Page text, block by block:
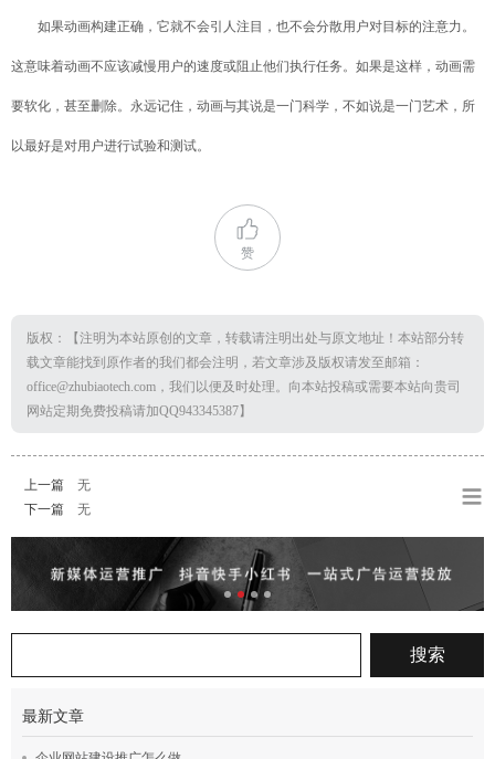
如果动画构建正确，它就不会引人注目，也不会分散用户对目标的注意力。
这意味着动画不应该减慢用户的速度或阻止他们执行任务。如果是这样，动画需
要软化，甚至删除。永远记住，动画与其说是一门科学，不如说是一门艺术，所
以最好是对用户进行试验和测试。
赞
版权：【注明为本站原创的文章，转载请注明出处与原文地址！本站部分转
载文章能找到原作者的我们都会注明，若文章涉及版权请发至邮箱：
office@zhubiaotech.com，我们以便及时处理。向本站投稿或需要本站向贵司
网站定期免费投稿请加QQ943345387】
上一篇
无
下一篇
无
最新文章